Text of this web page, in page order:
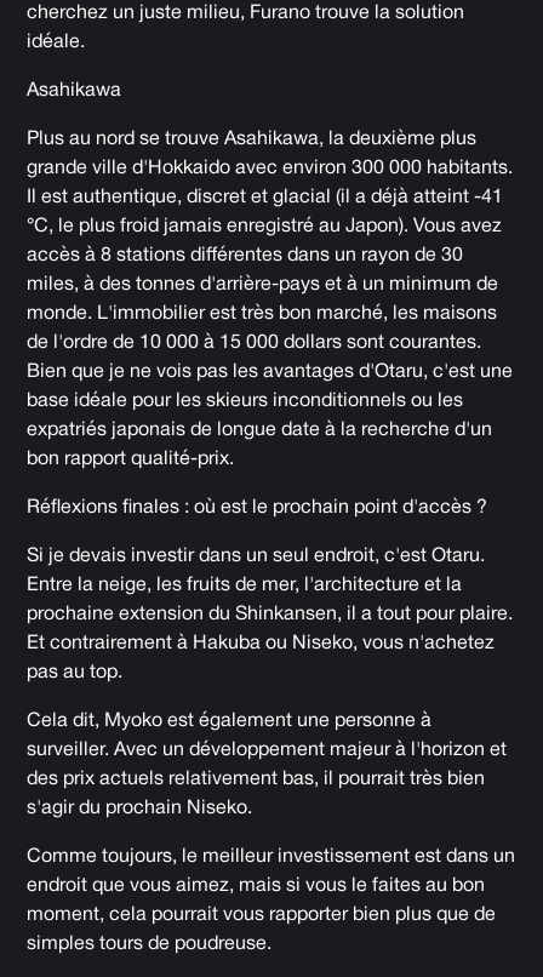
cherchez un juste milieu, Furano trouve la solution
idéale.
Asahikawa
Plus au nord se trouve Asahikawa, la deuxième plus
grande ville d'Hokkaido avec environ 300 000 habitants.
Il est authentique, discret et glacial (il a déjà atteint -41
°C, le plus froid jamais enregistré au Japon). Vous avez
accès à 8 stations différentes dans un rayon de 30
miles, à des tonnes d'arrière-pays et à un minimum de
monde. L'immobilier est très bon marché, les maisons
de l'ordre de 10 000 à 15 000 dollars sont courantes.
Bien que je ne vois pas les avantages d'Otaru, c'est une
base idéale pour les skieurs inconditionnels ou les
expatriés japonais de longue date à la recherche d'un
bon rapport qualité-prix.
Réflexions finales : où est le prochain point d'accès ?
Si je devais investir dans un seul endroit, c'est Otaru.
Entre la neige, les fruits de mer, l'architecture et la
prochaine extension du Shinkansen, il a tout pour plaire.
Et contrairement à Hakuba ou Niseko, vous n'achetez
pas au top.
Cela dit, Myoko est également une personne à
surveiller. Avec un développement majeur à l'horizon et
des prix actuels relativement bas, il pourrait très bien
s'agir du prochain Niseko.
Comme toujours, le meilleur investissement est dans un
endroit que vous aimez, mais si vous le faites au bon
moment, cela pourrait vous rapporter bien plus que de
simples tours de poudreuse.